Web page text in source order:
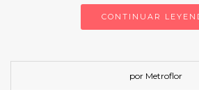
CONTINUAR
por Metroflor